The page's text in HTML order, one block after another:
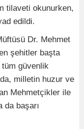
tilaveti okunurken,
edildi.
Dr. Mehmet
şehitler başta
güvenlik
milletin huzur ve
Mehmetçikler ile
da başarı